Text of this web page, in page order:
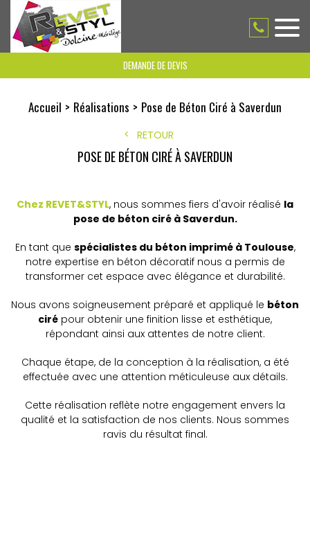
DEMANDE DE DEVIS
Accueil Réalisations Pose de Béton Ciré à Saverdun
RETOUR
POSE DE BÉTON CIRÉ À SAVERDUN
Chez REVET&STYL, nous sommes fiers d'avoir réalisé la
pose de béton ciré à Saverdun.
En tant que spécialistes du béton imprimé à Toulouse,
notre expertise en béton décoratif nous a permis de
transformer cet espace avec élégance et durabilité.
Nous avons soigneusement préparé et appliqué le béton
ciré pour obtenir une finition lisse et esthétique,
répondant ainsi aux attentes de notre client.
Chaque étape, de la conception à la réalisation, a été
effectuée avec une attention méticuleuse aux détails.
Cette réalisation reflète notre engagement envers la
qualité et la satisfaction de nos clients. Nous sommes
ravis du résultat final.